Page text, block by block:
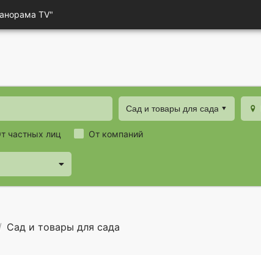
TV"
Сад и товары для сада
частных лиц От компаний
Сад и товары для сада